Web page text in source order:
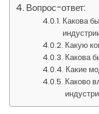
Вопрос-ответ:
Какова
Какую
Какова
Какие
Каково